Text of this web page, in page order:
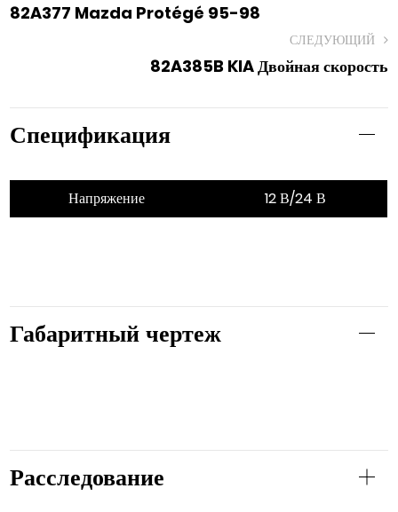
82A377 Mazda Protégé 95-98
СЛЕДУЮЩИЙ
82A385B KIA Двойная скорость
Спецификация
Напряжение 12 В/24 В
Габаритный чертеж
Расследование